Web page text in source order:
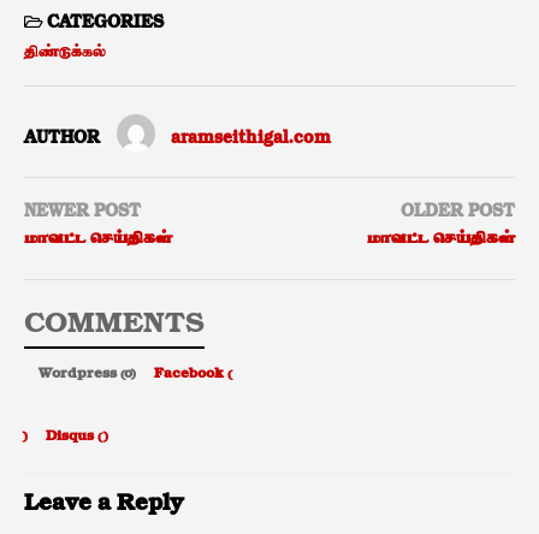
CATEGORIES
திண்டுக்கல்
AUTHOR aramseithigal.com
NEWER POST
மாவட்ட செய்திகள்
OLDER POST
மாவட்ட செய்திகள்
COMMENTS
Wordpress (0) Facebook (
) Disqus ( )
Leave a Reply